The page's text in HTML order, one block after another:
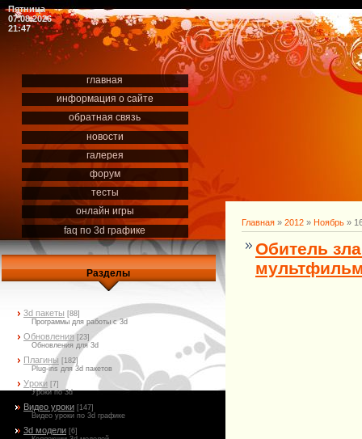
Пятница
07.08.2026
21:47
главная
информация о сайте
обратная связь
новости
галерея
форум
тесты
онлайн игры
faq по 3d графике
Разделы
3d пакеты [88]
Программы для работы с 3d
Обновления [23]
Обновления для 3d
Плагины [182]
Plug-ins для 3d пакетов
Уроки [7]
Уроки по 3d
Видео уроки [147]
Видео уроки по 3d графике
3d модели [6]
Главная » 2012 » Ноябрь »
Обитель